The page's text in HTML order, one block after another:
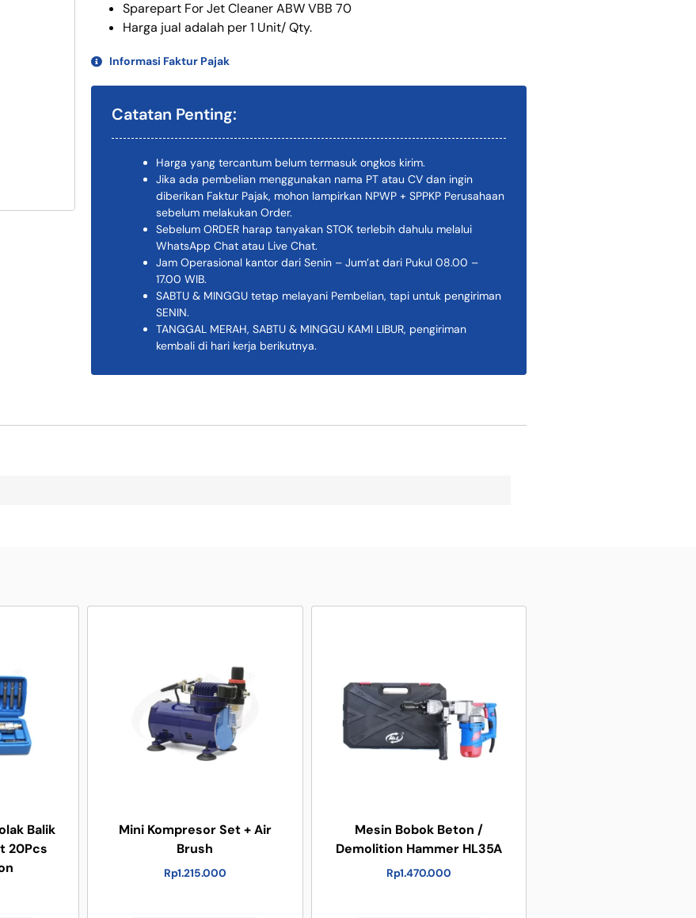
Sparepart For Jet Cleaner ABW VBB 70
Harga jual adalah per 1 Unit/ Qty.
Informasi Faktur Pajak
Catatan Penting:
Harga yang tercantum belum termasuk ongkos kirim.
Jika ada pembelian menggunakan nama PT atau CV dan ingin
diberikan Faktur Pajak, mohon lampirkan NPWP + SPPKP Perusahaan
sebelum melakukan Order.
Sebelum ORDER harap tanyakan STOK terlebih dahulu melalui
WhatsApp Chat atau Live Chat.
Jam Operasional kantor dari Senin – Jum’at dari Pukul 08.00 –
17.00 WIB.
SABTU & MINGGU tetap melayani Pembelian, tapi untuk pengiriman
SENIN.
TANGGAL MERAH, SABTU & MINGGU KAMI LIBUR, pengiriman
kembali di hari kerja berikutnya.
Balik
20Pcs
Mini Kompresor Set + Air
Brush
Rp1.215.000
Mesin Bobok Beton /
Demolition Hammer HL35A
Rp1.470.000